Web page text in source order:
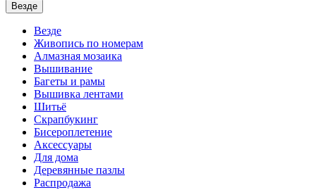
Везде
Везде
Живопись по номерам
Алмазная мозаика
Вышивание
Багеты и рамы
Вышивка лентами
Шитьё
Скрапбукинг
Бисероплетение
Аксессуары
Для дома
Деревянные пазлы
Распродажа